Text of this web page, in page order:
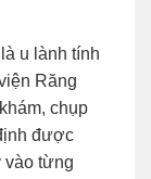
u lành tính
Răng
chụp
được
vào từng